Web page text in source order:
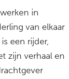
in
van elkaar
een rijder,
zijn verhaal en